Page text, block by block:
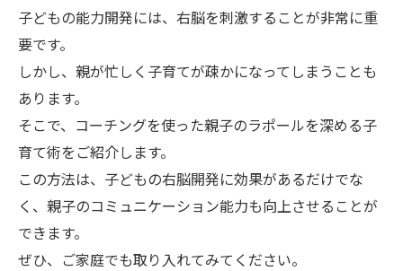
子どもの能力開発には、右脳を刺激することが非常に重
要です。
しかし、親が忙しく子育てが疎かになってしまうことも
あります。
そこで、コーチングを使った親子のラポールを深める子
育て術をご紹介します。
この方法は、子どもの右脳開発に効果があるだけでな
く、親子のコミュニケーション能力も向上させることが
できます。
ぜひ、ご家庭でも取り入れてみてください。